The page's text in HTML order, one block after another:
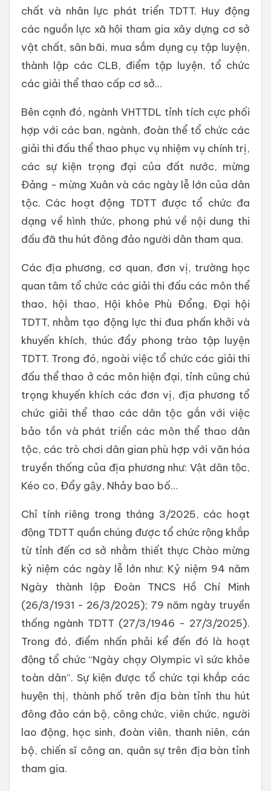
chất và nhân lực phát triển TDTT. Huy động
các nguồn lực xã hội tham gia xây dựng cơ sở
vật chất, sân bãi, mua sắm dụng cụ tập luyện,
thành lập các CLB, điểm tập luyện, tổ chức
các giải thể thao cấp cơ sở...
Bên cạnh đó, ngành VHTTDL tỉnh tích cực phối
hợp với các ban, ngành, đoàn thể tổ chức các
giải thi đấu thể thao phục vụ nhiệm vụ chính trị,
các sự kiện trọng đại của đất nước, mừng
Đảng - mừng Xuân và các ngày lễ lớn của dân
tộc. Các hoạt động TDTT được tổ chức đa
dạng về hình thức, phong phú về nội dung thi
đấu đã thu hút đông đảo người dân tham qua.
Các địa phương, cơ quan, đơn vị, trường học
quan tâm tổ chức các giải thi đấu các môn thể
thao, hội thao, Hội khỏe Phù Đổng, Đại hội
TDTT, nhằm tạo động lực thi đua phấn khởi và
khuyến khích, thúc đẩy phong trào tập luyện
TDTT. Trong đó, ngoài việc tổ chức các giải thi
đấu thể thao ở các môn hiện đại, tỉnh cũng chú
trọng khuyến khích các đơn vị, địa phương tổ
chức giải thể thao các dân tộc gắn với việc
bảo tồn và phát triển các môn thể thao dân
tộc, các trò chơi dân gian phù hợp với văn hóa
truyền thống của địa phương như: Vật dân tộc,
Kéo co, Đẩy gậy, Nhảy bao bố…
Chỉ tính riêng trong tháng 3/2025, các hoạt
động TDTT quần chúng được tổ chức rộng khắp
từ tỉnh đến cơ sở nhằm thiết thực Chào mừng
kỷ niệm các ngày lễ lớn như: Kỷ niệm 94 năm
Ngày thành lập Đoàn TNCS Hồ Chí Minh
(26/3/1931 - 26/3/2025); 79 năm ngày truyền
thống ngành TDTT (27/3/1946 - 27/3/2025).
Trong đó, điểm nhấn phải kể đến đó là hoạt
động tổ chức “Ngày chạy Olympic vì sức khỏe
toàn dân”. Sự kiện được tổ chức tại khắp các
huyện thị, thành phố trên địa bàn tỉnh thu hút
đông đảo cán bộ, công chức, viên chức, người
lao động, học sinh, đoàn viên, thanh niên, cán
bộ, chiến sĩ công an, quân sự trên địa bàn tỉnh
tham gia.